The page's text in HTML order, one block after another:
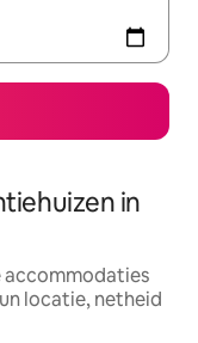
in
accommodaties
locatie, netheid